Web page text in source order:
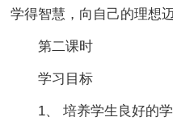
学得智慧，向自己的理想迈
第二课时
学习目标
1、 培养学生良好的学